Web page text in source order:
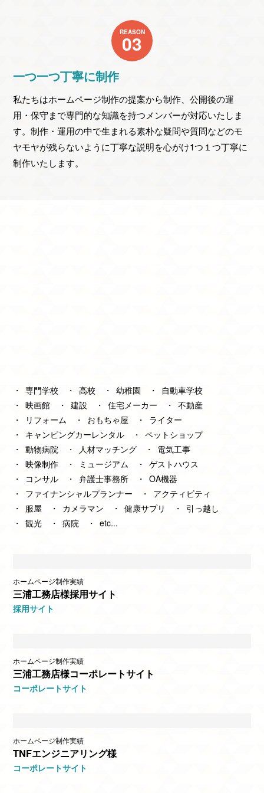
REASON
03
一つ一つ丁寧に制作
私たちはホームページ制作の提案から制作、公開後の運
用・保守まで専門的な知識を持つメンバーが対応いたしま
す。制作・運用の中で生まれる素朴な疑問や質問などのモ
ヤモヤが残らないように丁寧な説明を心がけ1つ１つ丁寧に
制作いたします。
専門学校 高校 幼稚園
自動車学校
映画館
建設 住宅メーカー
不動産
リフォーム
おもちゃ屋
ライター
キャンピングカーレンタル
ペットショップ
動物病院
人材マッチング
電気工事
映像制作
ミュージアム
ゲストハウス
コンサル
弁護士事務所
OA機器
ファイナンシャルプランナー
アクティビティ
服屋
カメラマン 健康サプリ
引っ越し
観光
病院 etc...
ホームページ制作実績
三浦工務店様採用サイト
採用サイト
ホームページ制作実績
三浦工務店様コーポレートサイト
コーポレートサイト
ホームページ制作実績
TNFエンジニアリング様
コーポレートサイト